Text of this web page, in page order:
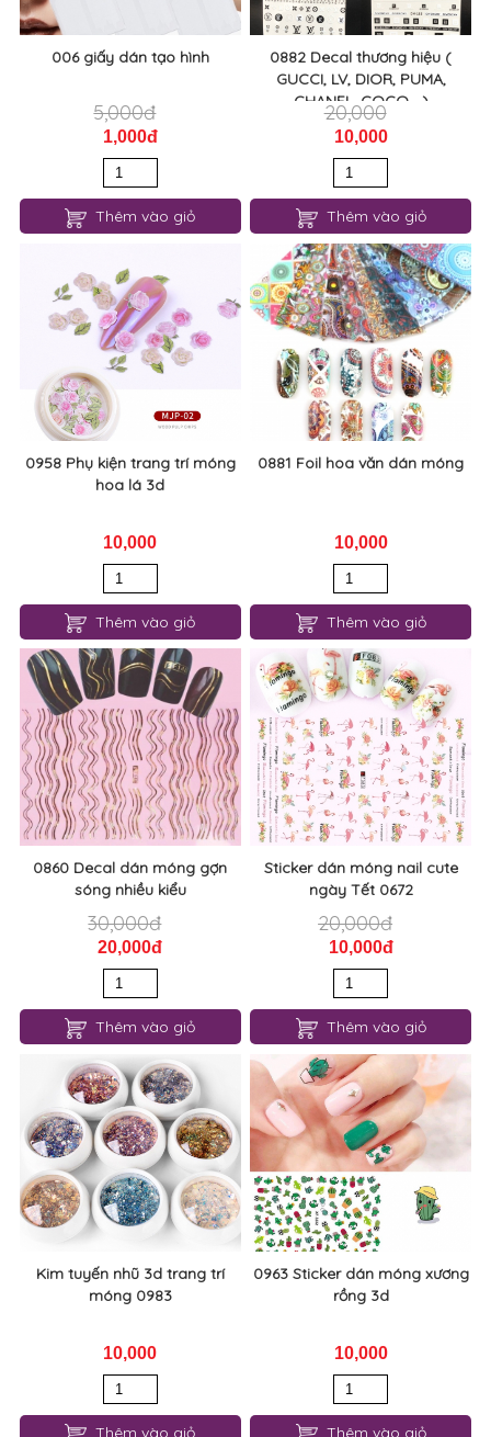
10,000
Thêm vào giỏ
0958 Phụ kiện trang trí móng
hoa lá 3d
10,000
0881 Foil hoa văn dán móng
10,000
0860 Decal dán móng gợn
sóng nhiều kiểu
30,000đ
20,000đ
Sticker dán móng nail cute
ngày Tết 0672
20,000đ
10,000đ
Kim tuyến nhũ 3d trang trí
móng 0983
0963 Sticker dán móng xương
rồng 3d
10,000